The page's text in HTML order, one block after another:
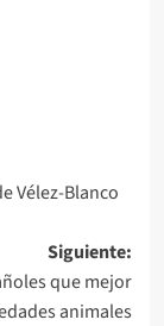
Vélez-Blanco
Siguiente:
que mejor
animales